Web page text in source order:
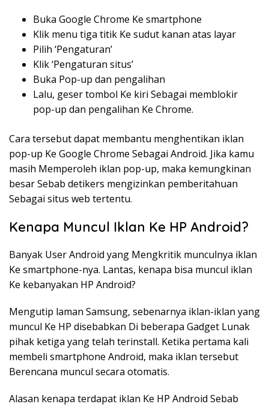
Buka Google Chrome Ke smartphone
Klik menu tiga titik Ke sudut kanan atas layar
Pilih ‘Pengaturan’
Klik ‘Pengaturan situs’
Buka Pop-up dan pengalihan
Lalu, geser tombol Ke kiri Sebagai memblokir
pop-up dan pengalihan Ke Chrome.
Cara tersebut dapat membantu menghentikan iklan
pop-up Ke Google Chrome Sebagai Android. Jika kamu
masih Memperoleh iklan pop-up, maka kemungkinan
besar Sebab detikers mengizinkan pemberitahuan
Sebagai situs web tertentu.
Kenapa Muncul Iklan Ke HP Android?
Banyak User Android yang Mengkritik munculnya iklan
Ke smartphone-nya. Lantas, kenapa bisa muncul iklan
Ke kebanyakan HP Android?
Mengutip laman Samsung, sebenarnya iklan-iklan yang
muncul Ke HP disebabkan Di beberapa Gadget Lunak
pihak ketiga yang telah terinstall. Ketika pertama kali
membeli smartphone Android, maka iklan tersebut
Berencana muncul secara otomatis.
Alasan kenapa terdapat iklan Ke HP Android Sebab